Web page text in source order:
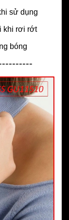
sử dụng
khi rơi rớt
bóng